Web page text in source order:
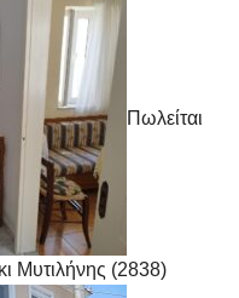
Πωλείται
Μυτιλήνης (2838)